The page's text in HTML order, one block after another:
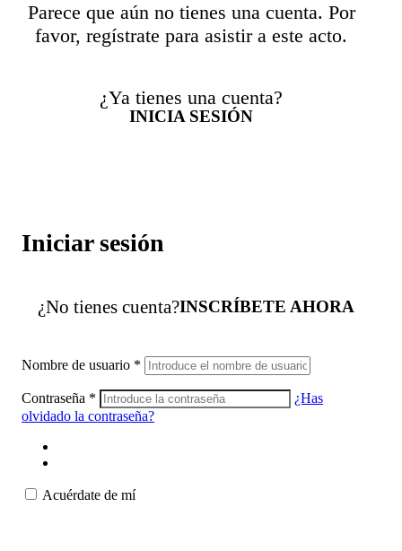
Parece que aún no tienes una cuenta. Por
favor, regístrate para asistir a este acto.
¿Ya tienes una cuenta?
INICIA SESIÓN
Iniciar sesión
¿No tienes cuenta?INSCRÍBETE AHORA
Nombre de usuario *
Contraseña *
¿Has
olvidado la contraseña?
Acuérdate de mí